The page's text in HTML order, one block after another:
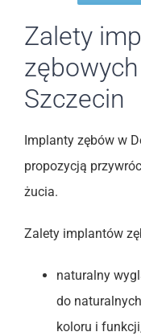
Zalety
Szczecin
Implanty zębów w
propozycją
żucia.
Zalety implantów
naturalny
do
koloru i